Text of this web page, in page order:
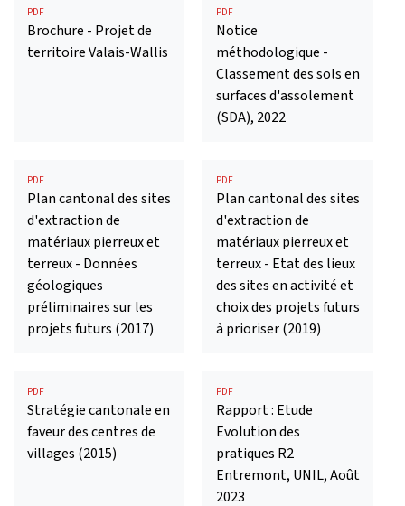
PDF
Brochure - Projet de
territoire Valais-Wallis
PDF
Notice
méthodologique -
Classement des sols en
surfaces d'assolement
(SDA), 2022
PDF
Plan cantonal des sites
d'extraction de
matériaux pierreux et
terreux - Données
géologiques
préliminaires sur les
projets futurs (2017)
PDF
Plan cantonal des sites
d'extraction de
matériaux pierreux et
terreux - Etat des lieux
des sites en activité et
choix des projets futurs
à prioriser (2019)
PDF
Stratégie cantonale en
faveur des centres de
villages (2015)
PDF
Rapport : Etude
Evolution des
pratiques R2
Entremont, UNIL, Août
2023